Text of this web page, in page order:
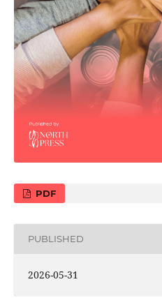
PDF
PUBLISHED
2026-05-31